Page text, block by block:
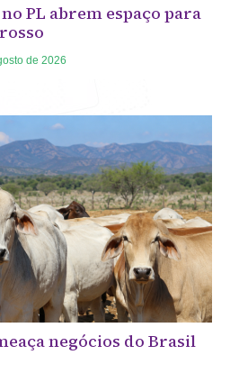
PL abrem espaço para
de 2026
negócios do Brasil